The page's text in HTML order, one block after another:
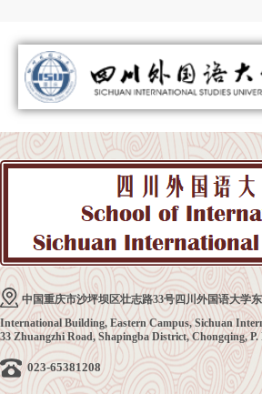
中国重庆市沙坪坝区壮志路33号四川外国语大学
International Building, Eastern Campus, Sichuan
33 Zhuangzhi Road, Shapingba District, Chongqing, P.
023-65381208